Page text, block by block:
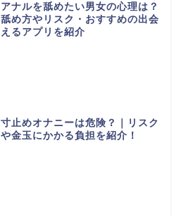
アナルを舐めたい男女の心理は？
舐め方やリスク・おすすめの出会
えるアプリを紹介
寸止めオナニーは危険？｜リスク
や金玉にかかる負担を紹介！